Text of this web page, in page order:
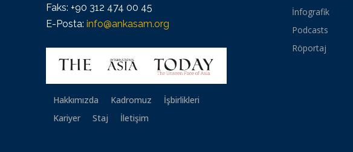
Faks: +90 312 474 00 45
E-Posta: info@ankasam.org
Hakkımızda Kadromuz
İşbirlikleri
Kariyer
Staj İletişim
İnfografik
Podcasts
Röportaj